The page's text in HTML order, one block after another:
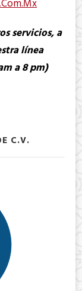
servicios, a
línea
a 8 pm)
C.V.